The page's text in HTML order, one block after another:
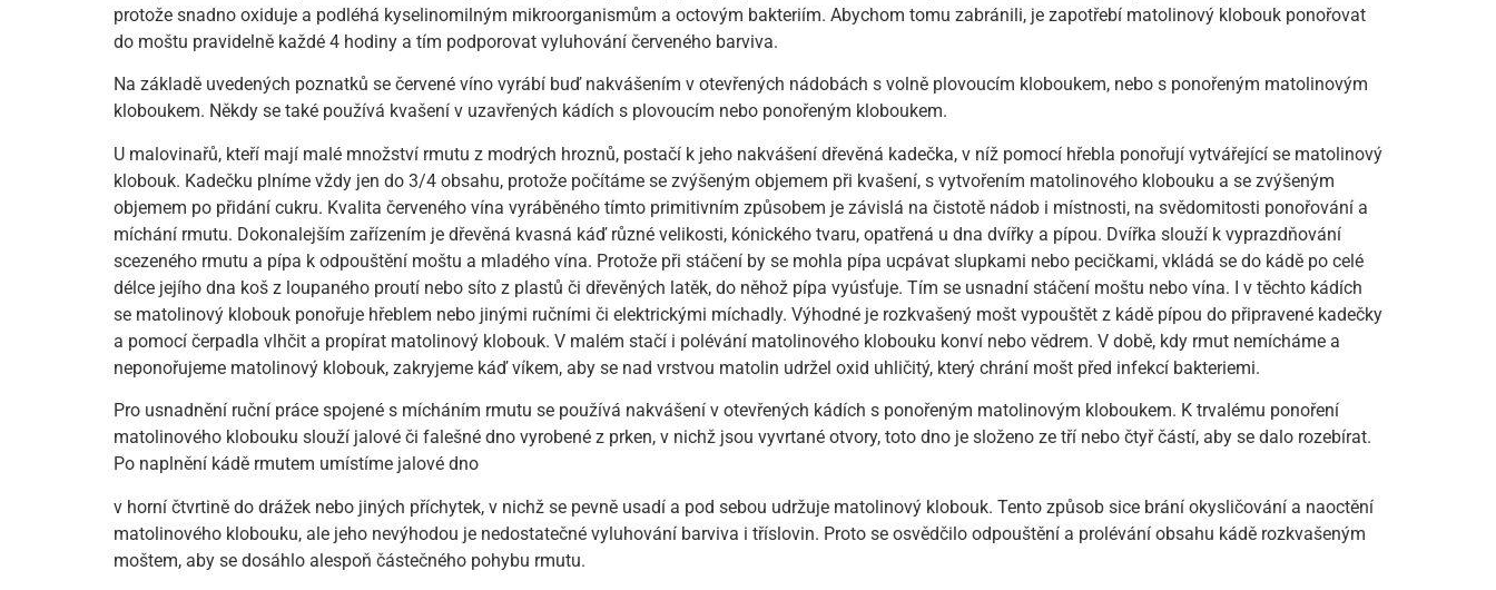
protože snadno oxiduje a podléhá kyselinomilným mikroorganismům a octovým bakteriím. Abychom tomu zabránili, je zapotřebí matolinový klobouk ponořovat
do moštu pravidelně každé 4 hodiny a tím podporovat vyluhování červeného barviva.
Na základě uvedených poznatků se červené víno vyrábí buď nakvášením v otevřených nádobách s volně plovoucím kloboukem, nebo s ponořeným matolinovým
kloboukem. Někdy se také používá kvašení v uzavřených kádích s plovoucím nebo ponořeným kloboukem.
U malovinařů, kteří mají malé množství rmutu z modrých hroznů, postačí k jeho nakvášení dřevěná kadečka, v níž pomocí hřebla ponořují vytvářející se matolinový
klobouk. Kadečku plníme vždy jen do 3/4 obsahu, protože počítáme se zvýšeným objemem při kvašení, s vytvořením matolinového klobouku a se zvýšeným
objemem po přidání cukru. Kvalita červeného vína vyráběného tímto primitivním způsobem je závislá na čistotě nádob i místnosti, na svědomitosti ponořování a
míchání rmutu. Dokonalejším zařízením je dřevěná kvasná káď různé velikosti, kónického tvaru, opatřená u dna dvířky a pípou. Dvířka slouží k vyprazdňování
scezeného rmutu a pípa k odpouštění moštu a mladého vína. Protože při stáčení by se mohla pípa ucpávat slupkami nebo pecičkami, vkládá se do kádě po celé
délce jejího dna koš z loupaného proutí nebo síto z plastů či dřevěných latěk, do něhož pípa vyúsťuje. Tím se usnadní stáčení moštu nebo vína. I v těchto kádích
se matolinový klobouk ponořuje hřeblem nebo jinými ručními či elektrickými míchadly. Výhodné je rozkvašený mošt vypouštět z kádě pípou do připravené kadečky
a pomocí čerpadla vlhčit a propírat matolinový klobouk. V malém stačí i polévání matolinového klobouku konví nebo vědrem. V době, kdy rmut nemícháme a
neponořujeme matolinový klobouk, zakryjeme káď víkem, aby se nad vrstvou matolin udržel oxid uhličitý, který chrání mošt před infekcí bakteriemi.
Pro usnadnění ruční práce spojené s mícháním rmutu se používá nakvášení v otevřených kádích s ponořeným matolinovým kloboukem. K trvalému ponoření
matolinového klobouku slouží jalové či falešné dno vyrobené z prken, v nichž jsou vyvrtané otvory, toto dno je složeno ze tří nebo čtyř částí, aby se dalo rozebírat.
Po naplnění kádě rmutem umístíme jalové dno
v horní čtvrtině do drážek nebo jiných příchytek, v nichž se pevně usadí a pod sebou udržuje matolinový klobouk. Tento způsob sice brání okysličování a naoctění
matolinového klobouku, ale jeho nevýhodou je nedostatečné vyluhování barviva i tříslovin. Proto se osvědčilo odpouštění a prolévání obsahu kádě rozkvašeným
moštem, aby se dosáhlo alespoň částečného pohybu rmutu.